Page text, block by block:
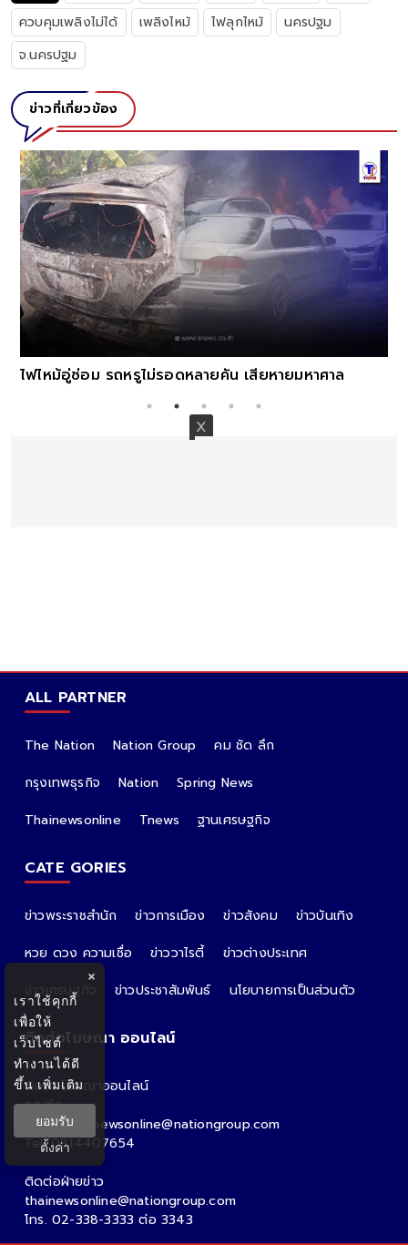
ควบคุมเพลิงไม่ได้
เพลิงไหม้ ไฟลุกไหม้
นครปฐม
จ.นครปฐม
ข่าวที่เกี่ยวข้อง
ไฟไหม้อู่ซ่อม รถหรูไม่รอดหลายคัน เสียหายมหาศาล
ALL PARTNER
The Nation Nation Group
คม ชัด ลึก
กรุงเทพธุรกิจ
Nation
Spring News
Thainewsonline
Tnews ฐานเศรษฐกิจ
CATE GORIES
ข่าวพระราชสำนัก ข่าวการเมือง ข่าวสังคม
ข่าวบันเทิง
หวย ดวง ความเชื่อ
ข่าววาไรตี้
ข่าวต่างประเทศ
ข่าวเศรษฐกิจ
ข่าวประชาสัมพันธ์ นโยบายการเป็นส่วนตัว
ติดต่อโฆษณา ออนไลน์
ติดต่อโฆษณาออนไลน์
คุณอ้อ
Email : thainewsonline@nationgroup.com
Tel: 0814407654
ติดต่อฝ่ายข่าว
thainewsonline@nationgroup.com
โทร. 02-338-3333 ต่อ 3343
×
เราใช้คุกกี้
เพื่อให้
เว็บไซต์
ทำงานได้ดี
ขึ้นเพิ่มเติม
ยอมรับ
ตั้งค่า